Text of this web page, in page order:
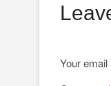
Your